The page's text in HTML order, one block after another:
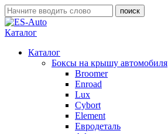
Каталог
Каталог
Боксы на крышу автомобиля
Broomer
Enroad
Lux
Cybort
Element
Евродеталь